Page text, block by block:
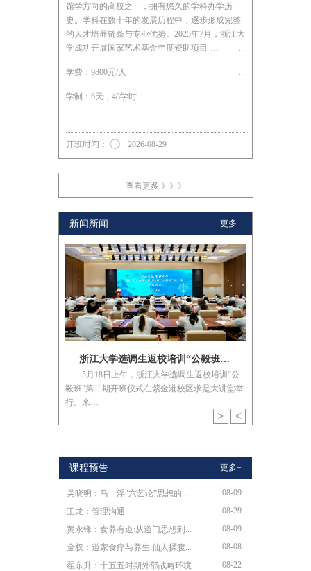
馆学方向的高校之一，拥有悠久的学科办学历
史。学科在数十年的发展历程中，逐步形成完整
的人才培养链条与专业优势。2025年7月，浙江大
学成功开展国家艺术基金年度资助项目-…
学费：9800元/人
学制：6天，48学时
开班时间： 2026-08-29
查看更多 》》》
新闻新闻 更多+
浙江大学选调生返校培训“公毅班”第二期顺利开班
5月18日上午，浙江大学选调生返校培训“公
毅班”第二期开班仪式在紫金港校区求是大讲堂举
行。来…
> <
课程预告 更多+
吴晓明：马一浮"六艺论”思想的...
08-09
王龙：管理沟通
08-29
黄永锋：食养有道:从道门思想到...
08-09
金权：道家食疗与养生:仙人揉腹...
08-08
翟东升：十五五时期外部战略环境...
08-22